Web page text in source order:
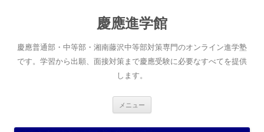
へ
ス
キ
慶應進学館
慶應普通部・中等部・湘南藤沢中等部対策専門のオンライン進学塾
です。学習から出願、面接対策まで慶應受験に必要なすべてを提供
します。
メニュー